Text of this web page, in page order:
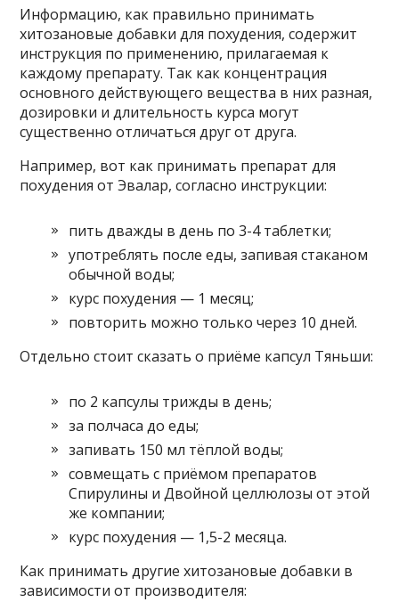
Информацию, как правильно принимать
хитозановые добавки для похудения, содержит
инструкция по применению, прилагаемая к
каждому препарату. Так как концентрация
основного действующего вещества в них разная,
дозировки и длительность курса могут
существенно отличаться друг от друга.
Например, вот как принимать препарат для
похудения от Эвалар, согласно инструкции:
пить дважды в день по 3-4 таблетки;
употреблять после еды, запивая стаканом
обычной воды;
курс похудения — 1 месяц;
повторить можно только через 10 дней.
Отдельно стоит сказать о приёме капсул Тяньши:
по 2 капсулы трижды в день;
за полчаса до еды;
запивать 150 мл тёплой воды;
совмещать с приёмом препаратов
Спирулины и Двойной целлюлозы от этой
же компании;
курс похудения — 1,5-2 месяца.
Как принимать другие хитозановые добавки в
зависимости от производителя: